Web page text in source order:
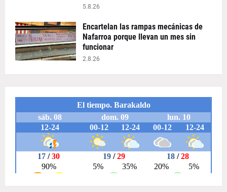
5.8.26
Encartelan las rampas mecánicas de
Nafarroa porque llevan un mes sin
funcionar
2.8.26